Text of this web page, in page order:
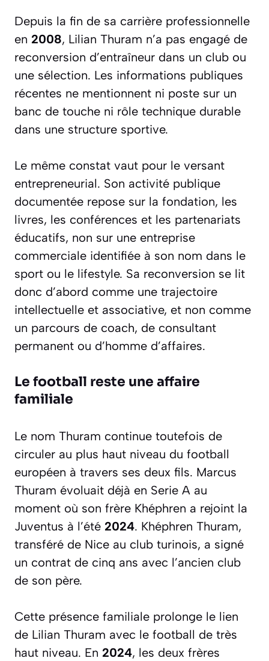
Depuis la fin de sa carrière professionnelle
en 2008, Lilian Thuram n’a pas engagé de
reconversion d’entraîneur dans un club ou
une sélection. Les informations publiques
récentes ne mentionnent ni poste sur un
banc de touche ni rôle technique durable
dans une structure sportive.
Le même constat vaut pour le versant
entrepreneurial. Son activité publique
documentée repose sur la fondation, les
livres, les conférences et les partenariats
éducatifs, non sur une entreprise
commerciale identifiée à son nom dans le
sport ou le lifestyle. Sa reconversion se lit
donc d’abord comme une trajectoire
intellectuelle et associative, et non comme
un parcours de coach, de consultant
permanent ou d’homme d’affaires.
Le football reste une affaire
familiale
Le nom Thuram continue toutefois de
circuler au plus haut niveau du football
européen à travers ses deux fils. Marcus
Thuram évoluait déjà en Serie A au
moment où son frère Khéphren a rejoint la
Juventus à l’été 2024. Khéphren Thuram,
transféré de Nice au club turinois, a signé
un contrat de cinq ans avec l’ancien club
de son père.
Cette présence familiale prolonge le lien
de Lilian Thuram avec le football de très
haut niveau. En 2024, les deux frères